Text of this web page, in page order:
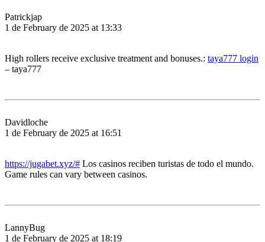
Patrickjap
1 de February de 2025 at 13:33
High rollers receive exclusive treatment and bonuses.: taya777 login
– taya777
Davidloche
1 de February de 2025 at 16:51
https://jugabet.xyz/# Los casinos reciben turistas de todo el mundo.
Game rules can vary between casinos.
LannyBug
1 de February de 2025 at 18:19